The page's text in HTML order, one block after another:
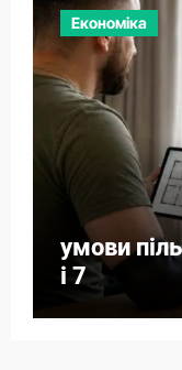
Економіка
умови
і 7